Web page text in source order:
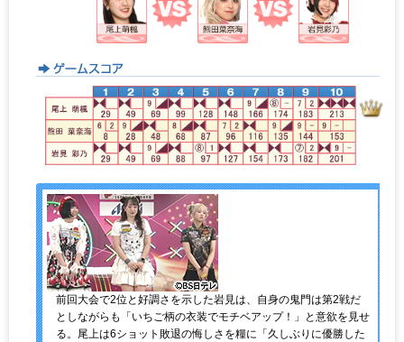
前回大会で2位と好調さを示した岩見は、自身の鬼門は第2戦だ
としながらも「いちご柄の衣装でモチベアップ！」と意欲を見せ
る。尾上は6ショット敗退の悔しさを糧に「久しぶりに優勝した